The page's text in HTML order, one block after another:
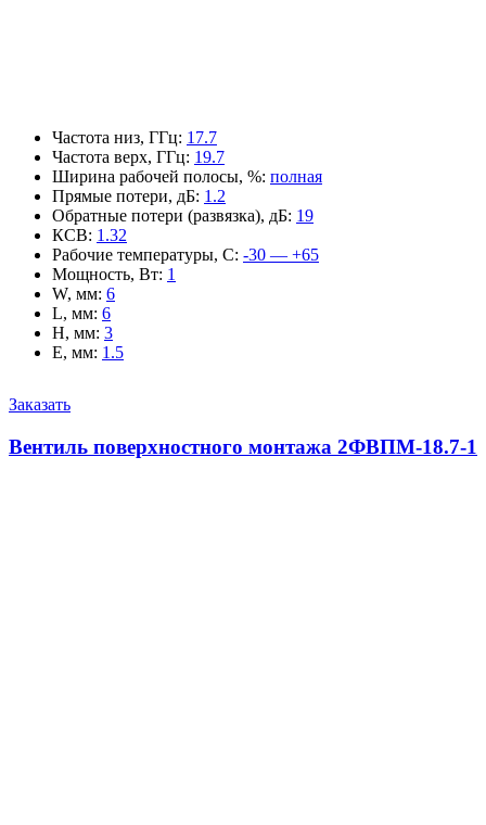
Частота низ, ГГц: 17.7
Частота верх, ГГц: 19.7
Ширина рабочей полосы, %: полная
Прямые потери, дБ: 1.2
Обратные потери (развязка), дБ: 19
КСВ: 1.32
Рабочие температуры, С: -30 — +65
Мощность, Вт: 1
W, мм: 6
L, мм: 6
H, мм: 3
E, мм: 1.5
Заказать
Вентиль поверхностного монтажа 2ФВПМ-18.7-1